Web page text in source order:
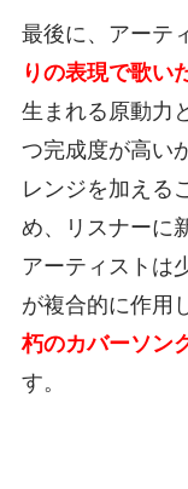
最後に、アーテ
りの表現で歌い
生まれる原動力
つ完成度が高い
レンジを加える
め、リスナーに
アーティストは
が複合的に作用
朽のカバーソン
す。